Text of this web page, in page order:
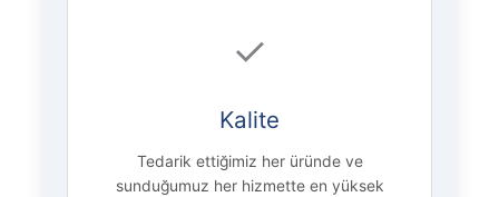
✓
Kalite
Tedarik ettiğimiz her üründe ve
sunduğumuz her hizmette en yüksek